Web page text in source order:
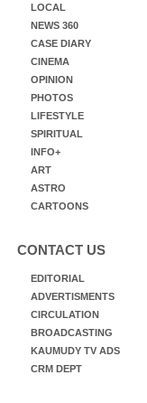
LOCAL
NEWS 360
CASE DIARY
CINEMA
OPINION
PHOTOS
LIFESTYLE
SPIRITUAL
INFO+
ART
ASTRO
CARTOONS
CONTACT US
EDITORIAL
ADVERTISMENTS
CIRCULATION
BROADCASTING
KAUMUDY TV ADS
CRM DEPT